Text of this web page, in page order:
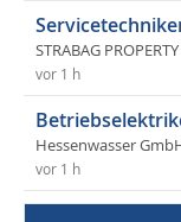
STRABAG
vor 1 h
Hessenwasser
vor 1 h